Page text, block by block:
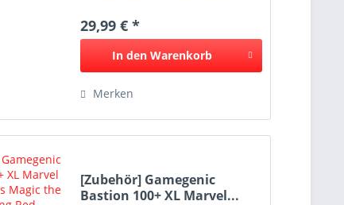
Marvel-Artwork. Die Deckbox
bietet Platz für über 100 doppelt
gesleevte...
29,99 € *
In den Warenkorb
Merken
[Zubehör] Gamegenic
Bastion 100+ XL Marvel...